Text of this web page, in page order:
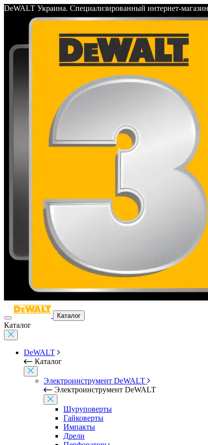
DeWALT Украина. Специализированный интернет-
Каталог
Каталог
DeWALT
Каталог
Электроинструмент DeWALT
Электроинструмент DeWALT
Шуруповерты
Гайковерты
Импакты
Дрели